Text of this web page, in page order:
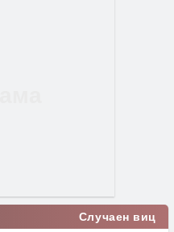
Случаен виц